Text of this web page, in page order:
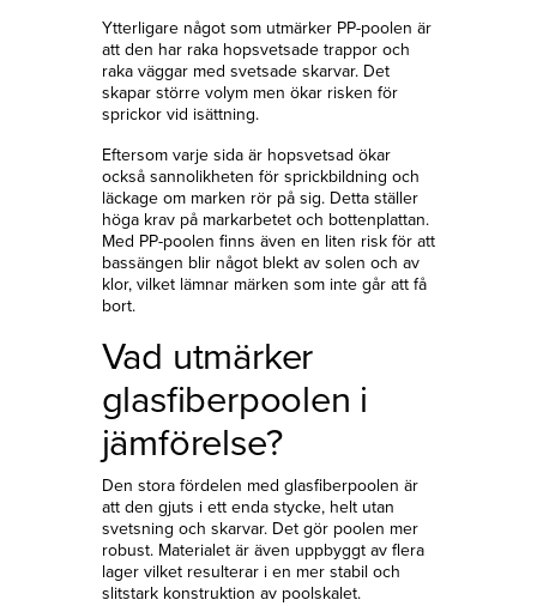
Ytterligare något som utmärker PP-poolen är
att den har raka hopsvetsade trappor och
raka väggar med svetsade skarvar. Det
skapar större volym men ökar risken för
sprickor vid isättning.
Eftersom varje sida är hopsvetsad ökar
också sannolikheten för sprickbildning och
läckage om marken rör på sig. Detta ställer
höga krav på markarbetet och bottenplattan.
Med PP-poolen finns även en liten risk för att
bassängen blir något blekt av solen och av
klor, vilket lämnar märken som inte går att få
bort.
Vad utmärker
glasfiberpoolen i
jämförelse?
Den stora fördelen med glasfiberpoolen är
att den gjuts i ett enda stycke, helt utan
svetsning och skarvar. Det gör poolen mer
robust. Materialet är även uppbyggt av flera
lager vilket resulterar i en mer stabil och
slitstark konstruktion av poolskalet.